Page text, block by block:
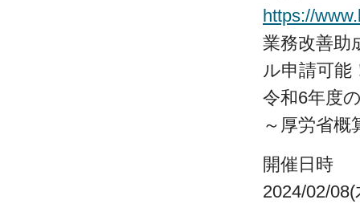
https://
業務改善助
ル申請可能
令和6年度
～厚労省概
開催日時
2024/02/